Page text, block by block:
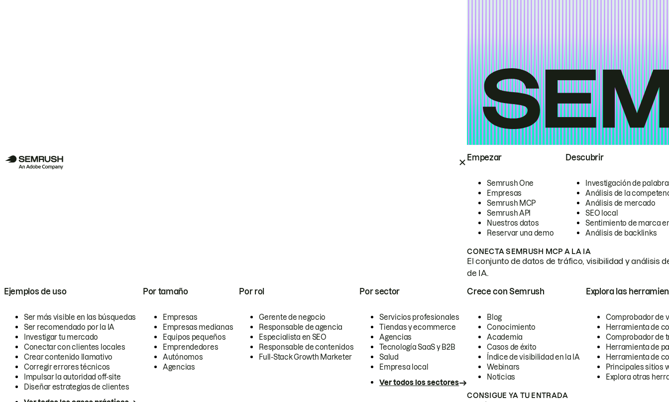
Empezar
Semrush One
Empresas
Semrush MCP
Semrush API
Nuestros datos
Reservar una demo
Descubrir
Investigación de
Análisis de la
Análisis de mercado
SEO local
Sentimiento de marca
Análisis de backlinks
CONECTA SEMRUSH MCP A LA IA
El conjunto de datos de tráfico, visibilidad y análisis
de IA.
Ejemplos de uso
Ser más visible en las búsquedas
Ser recomendado por la IA
Investigar tu mercado
Conectar con clientes locales
Crear contenido llamativo
Corregir errores técnicos
Impulsar la autoridad off-site
Diseñar estrategias de clientes
Por tamaño
Empresas
Empresas medianas
Equipos pequeños
Emprendedores
Autónomos
Agencias
Por rol
Gerente de negocio
Responsable de agencia
Especialista en SEO
Responsable de contenidos
Full-Stack Growth Marketer
Por sector
Servicios profesionales
Tiendas y ecommerce
Agencias
Tecnología SaaS y B2B
Salud
Empresa local
Ver todos los sectores
Crece con Semrush
Blog
Conocimiento
Academia
Casos de éxito
Índice de visibilidad en la IA
Webinars
Noticias
Explora las
Comprobador de
Herramienta de
Comprobador de
Herramienta de
Herramienta de
Principales sitios
Explora otras
CONSIGUE YA TU ENTRADA